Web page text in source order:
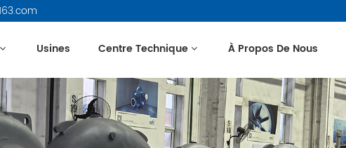
Usines Centre Technique À Propos De Nous